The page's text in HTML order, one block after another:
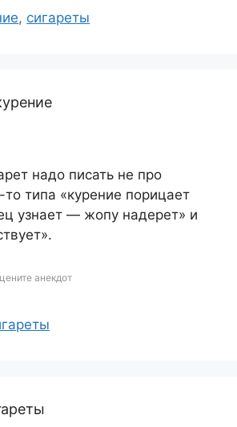
, сигареты
надо писать не про
то типа «курение порицает
узнает — жопу надерет» и
анекдот